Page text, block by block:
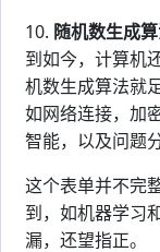
10. 随机数生成
到如今，计算机
机数生成算法就
如网络连接，加
智能，以及问题
这个表单并不完
到，如机器学习
漏，还望指正。